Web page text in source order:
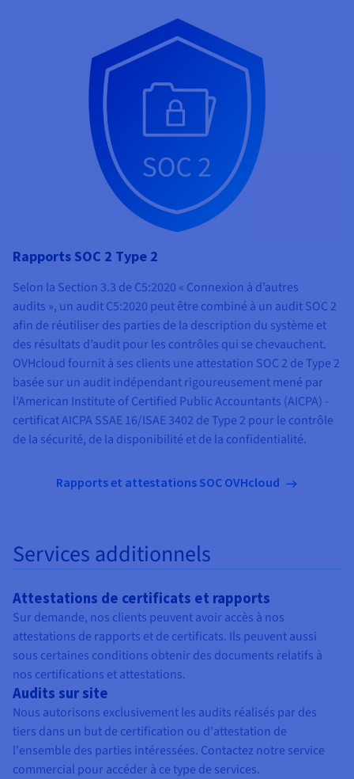
Rapports SOC 2 Type 2
Selon la Section 3.3 de C5:2020 « Connexion à d’autres
audits », un audit C5:2020 peut être combiné à un audit SOC 2
afin de réutiliser des parties de la description du système et
des résultats d’audit pour les contrôles qui se chevauchent.
OVHcloud fournit à ses clients une attestation SOC 2 de Type 2
basée sur un audit indépendant rigoureusement mené par
l’American Institute of Certified Public Accountants (AICPA) -
certificat AICPA SSAE 16/ISAE 3402 de Type 2 pour le contrôle
de la sécurité, de la disponibilité et de la confidentialité.
Rapports et attestations SOC OVHcloud
Services additionnels
Attestations de certificats et rapports
Sur demande, nos clients peuvent avoir accès à nos
attestations de rapports et de certificats. Ils peuvent aussi
sous certaines conditions obtenir des documents relatifs à
nos certifications et attestations.
Audits sur site
Nous autorisons exclusivement les audits réalisés par des
tiers dans un but de certification ou d'attestation de
l'ensemble des parties intéressées. Contactez notre service
commercial pour accéder à ce type de services.